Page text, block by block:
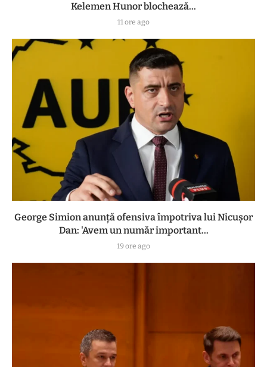
Kelemen Hunor blochează...
11 ore ago
George Simion anunță ofensiva împotriva lui Nicușor
Dan: 'Avem un număr important...
19 ore ago